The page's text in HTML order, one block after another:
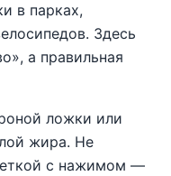
в парках,
Здесь
а правильная
ложки или
жира. Не
с нажимом —